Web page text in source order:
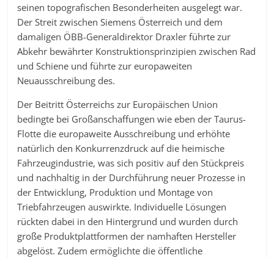
seinen topografischen Besonderheiten ausgelegt war.
Der Streit zwischen Siemens Österreich und dem
damaligen ÖBB-Generaldirektor Draxler führte zur
Abkehr bewährter Konstruktionsprinzipien zwischen Rad
und Schiene und führte zur europaweiten
Neuausschreibung des.
Der Beitritt Österreichs zur Europäischen Union
bedingte bei Großanschaffungen wie eben der Taurus-
Flotte die europaweite Ausschreibung und erhöhte
natürlich den Konkurrenzdruck auf die heimische
Fahrzeugindustrie, was sich positiv auf den Stückpreis
und nachhaltig in der Durchführung neuer Prozesse in
der Entwicklung, Produktion und Montage von
Triebfahrzeugen auswirkte. Individuelle Lösungen
rückten dabei in den Hintergrund und wurden durch
große Produktplattformen der namhaften Hersteller
abgelöst. Zudem ermöglichte die öffentliche